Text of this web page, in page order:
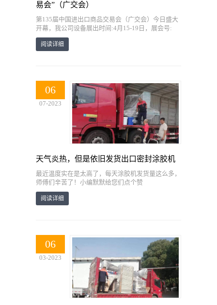
易会”（广交会）
第135届中国进出口商品交易会（广交会）今日盛大
开幕，我公司设备展出时间:4月15-19日，展会号:
20.1K24
阅读详细
06
07-2023
天气炎热，但是依旧发货出口密封涂胶机
最近温度实在是太高了，每天涂胶机发货量这么多，
师傅们辛苦了！小编默默给您们点个赞
阅读详细
06
03-2023